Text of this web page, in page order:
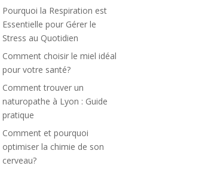
Pourquoi la Respiration est
Essentielle pour Gérer le
Stress au Quotidien
Comment choisir le miel idéal
pour votre santé?
Comment trouver un
naturopathe à Lyon : Guide
pratique
Comment et pourquoi
optimiser la chimie de son
cerveau?